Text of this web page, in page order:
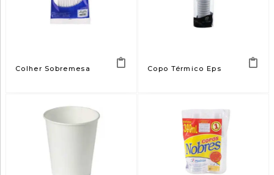
Colher Sobremesa Copo Térmico Eps